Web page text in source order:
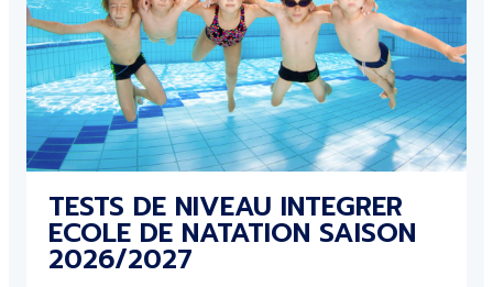
TESTS DE NIVEAU INTEGRER
ECOLE DE NATATION SAISON
2026/2027